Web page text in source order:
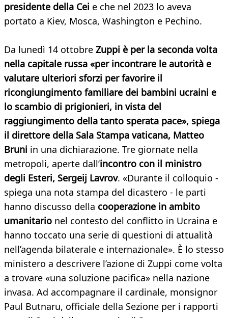
presidente della Cei e che nel 2023 lo aveva
portato a Kiev, Mosca, Washington e Pechino.
Da lunedì 14 ottobre Zuppi è per la seconda volta
nella capitale russa «per incontrare le autorità e
valutare ulteriori sforzi per favorire il
ricongiungimento familiare dei bambini ucraini e
lo scambio di prigionieri, in vista del
raggiungimento della tanto sperata pace», spiega
il direttore della Sala Stampa vaticana, Matteo
Bruni in una dichiarazione. Tre giornate nella
metropoli, aperte dall’incontro con il ministro
degli Esteri, Sergeij Lavrov. «Durante il colloquio -
spiega una nota stampa del dicastero - le parti
hanno discusso della cooperazione in ambito
umanitario nel contesto del conflitto in Ucraina e
hanno toccato una serie di questioni di attualità
nell’agenda bilaterale e internazionale». È lo stesso
ministero a descrivere l’azione di Zuppi come volta
a trovare «una soluzione pacifica» nella nazione
invasa. Ad accompagnare il cardinale, monsignor
Paul Butnaru, officiale della Sezione per i rapporti